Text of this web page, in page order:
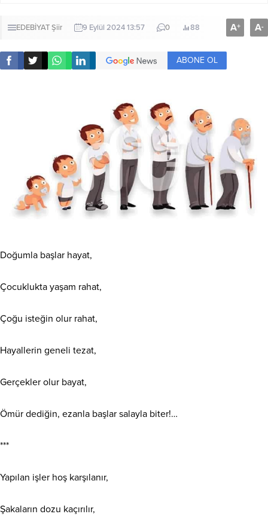
EDEBİYATŞiir 9 Eylül 2024 13:57 0 88 A+ A-
ABONE OL
Doğumla başlar hayat,
Çocuklukta yaşam rahat,
Çoğu isteğin olur rahat,
Hayallerin geneli tezat,
Gerçekler olur bayat,
Ömür dediğin, ezanla başlar salayla biter!…
***
Yapılan işler hoş karşılanır,
Şakaların dozu kaçırılır,